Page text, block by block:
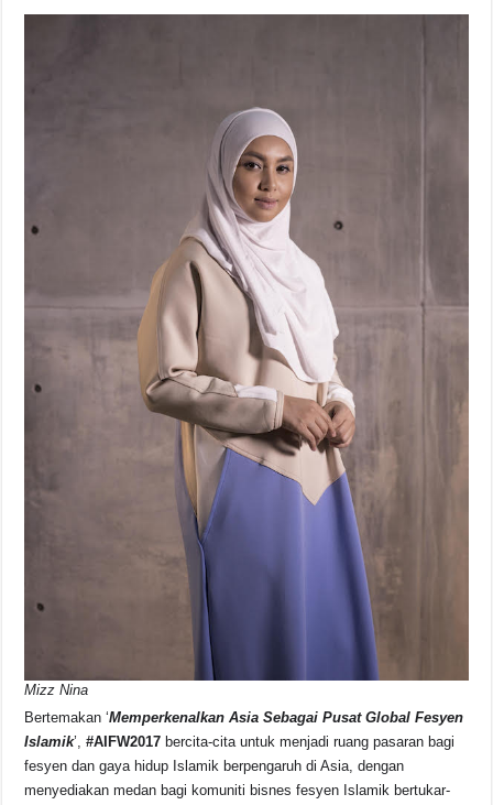
Mizz Nina
Bertemakan ‘Memperkenalkan Asia Sebagai Pusat Global Fesyen
Islamik’,#AIFW2017 bercita-cita untuk menjadi ruang pasaran bagi
fesyen dan gaya hidup Islamik berpengaruh di Asia, dengan
menyediakan medan bagi komuniti bisnes fesyen Islamik bertukar-